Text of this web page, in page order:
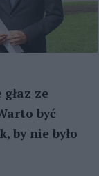
ze
być
by nie było